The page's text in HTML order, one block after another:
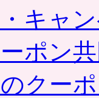
キャ
ポン
クー